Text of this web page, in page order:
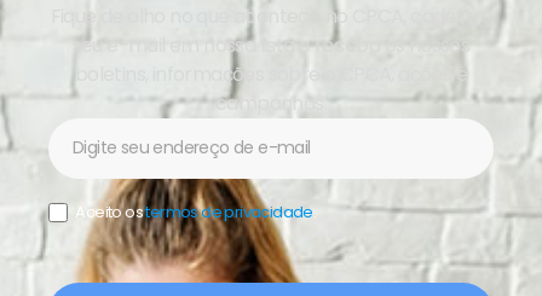
Fique de olho no que acontece no CPCA, cadastre
seu e-mail em nossa lista e receba os nossos
boletins, informações sobre o CPCA, ações e
campanhas.
Aceito ostermos de privacidade.